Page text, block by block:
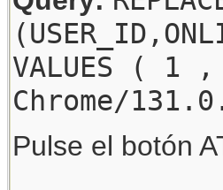
VALUES (
Chrome/
Pulse el botón